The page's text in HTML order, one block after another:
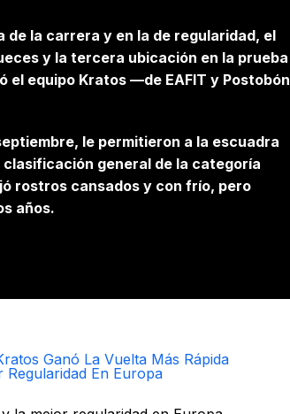
de la carrera y en la de regularidad, el
y la tercera ubicación en la prueba
el equipo Kratos —de EAFIT y Postobón
le permitieron a la escuadra
general de la categoría
rostros cansados y con frío, pero
años.
Ganó La Vuelta Más Rápida
Regularidad En Europa